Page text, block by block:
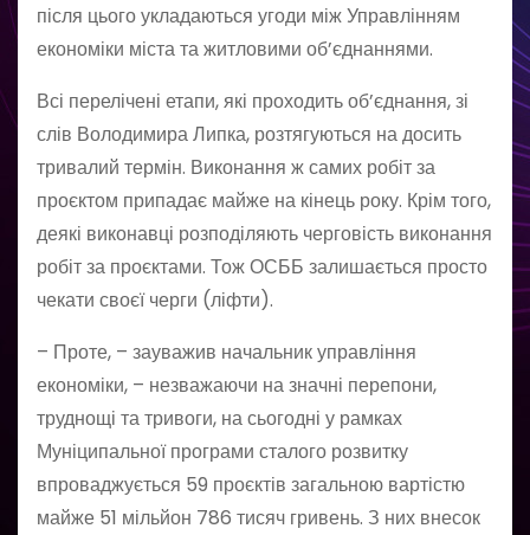
після цього укладаються угоди між Управлінням
економіки міста та житловими об’єднаннями.
Всі перелічені етапи, які проходить об’єднання, зі
слів Володимира Липка, розтягуються на досить
тривалий термін. Виконання ж самих робіт за
проєктом припадає майже на кінець року. Крім того,
деякі виконавці розподіляють черговість виконання
робіт за проєктами. Тож ОСББ залишається просто
чекати своєї черги (ліфти).
– Проте, – зауважив начальник управління
економіки, – незважаючи на значні перепони,
труднощі та тривоги, на сьогодні у рамках
Муніципальної програми сталого розвитку
впроваджується 59 проєктів загальною вартістю
майже 51 мільйон 786 тисяч гривень. З них внесок